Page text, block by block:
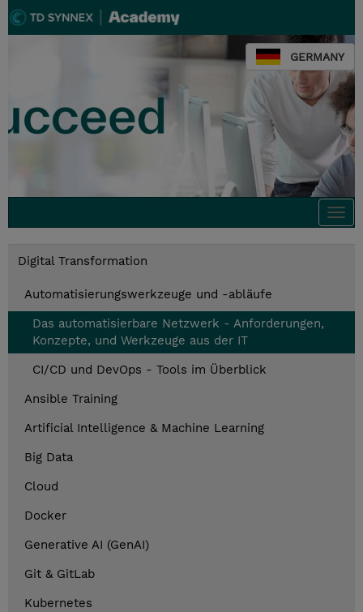
GERMANY
Digital Transformation
Automatisierungswerkzeuge und -abläufe
Das automatisierbare Netzwerk - Anforderungen,
Konzepte, und Werkzeuge aus der IT
CI/CD und DevOps - Tools im Überblick
Ansible Training
Artificial Intelligence & Machine Learning
Big Data
Cloud
Docker
Generative AI (GenAI)
Git & GitLab
Kubernetes